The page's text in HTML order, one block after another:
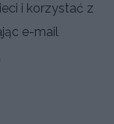
i korzystać z
e-mail